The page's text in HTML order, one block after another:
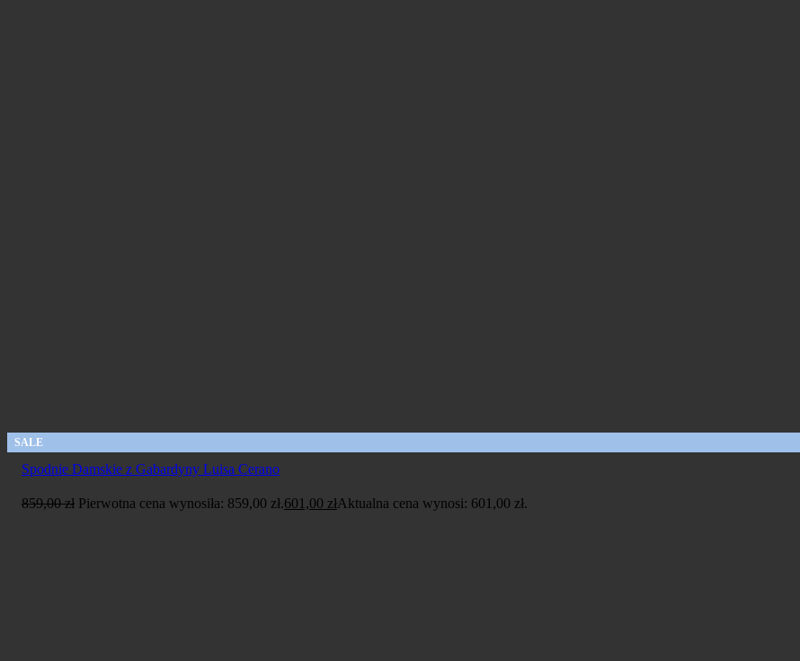
SALE
Spodnie Damskie z Gabardyny Luisa Cerano
859,00zł Pierwotna cena wynosiła: 859,00 zł.601,00 złAktualna cena wynosi: 601,00 zł.